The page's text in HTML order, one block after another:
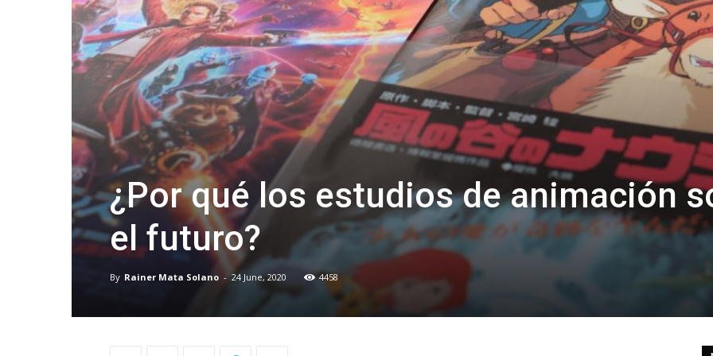
¿Por qué los estudios de animación
el futuro?
By Rainer Mata Solano - 24 June, 2020 4458